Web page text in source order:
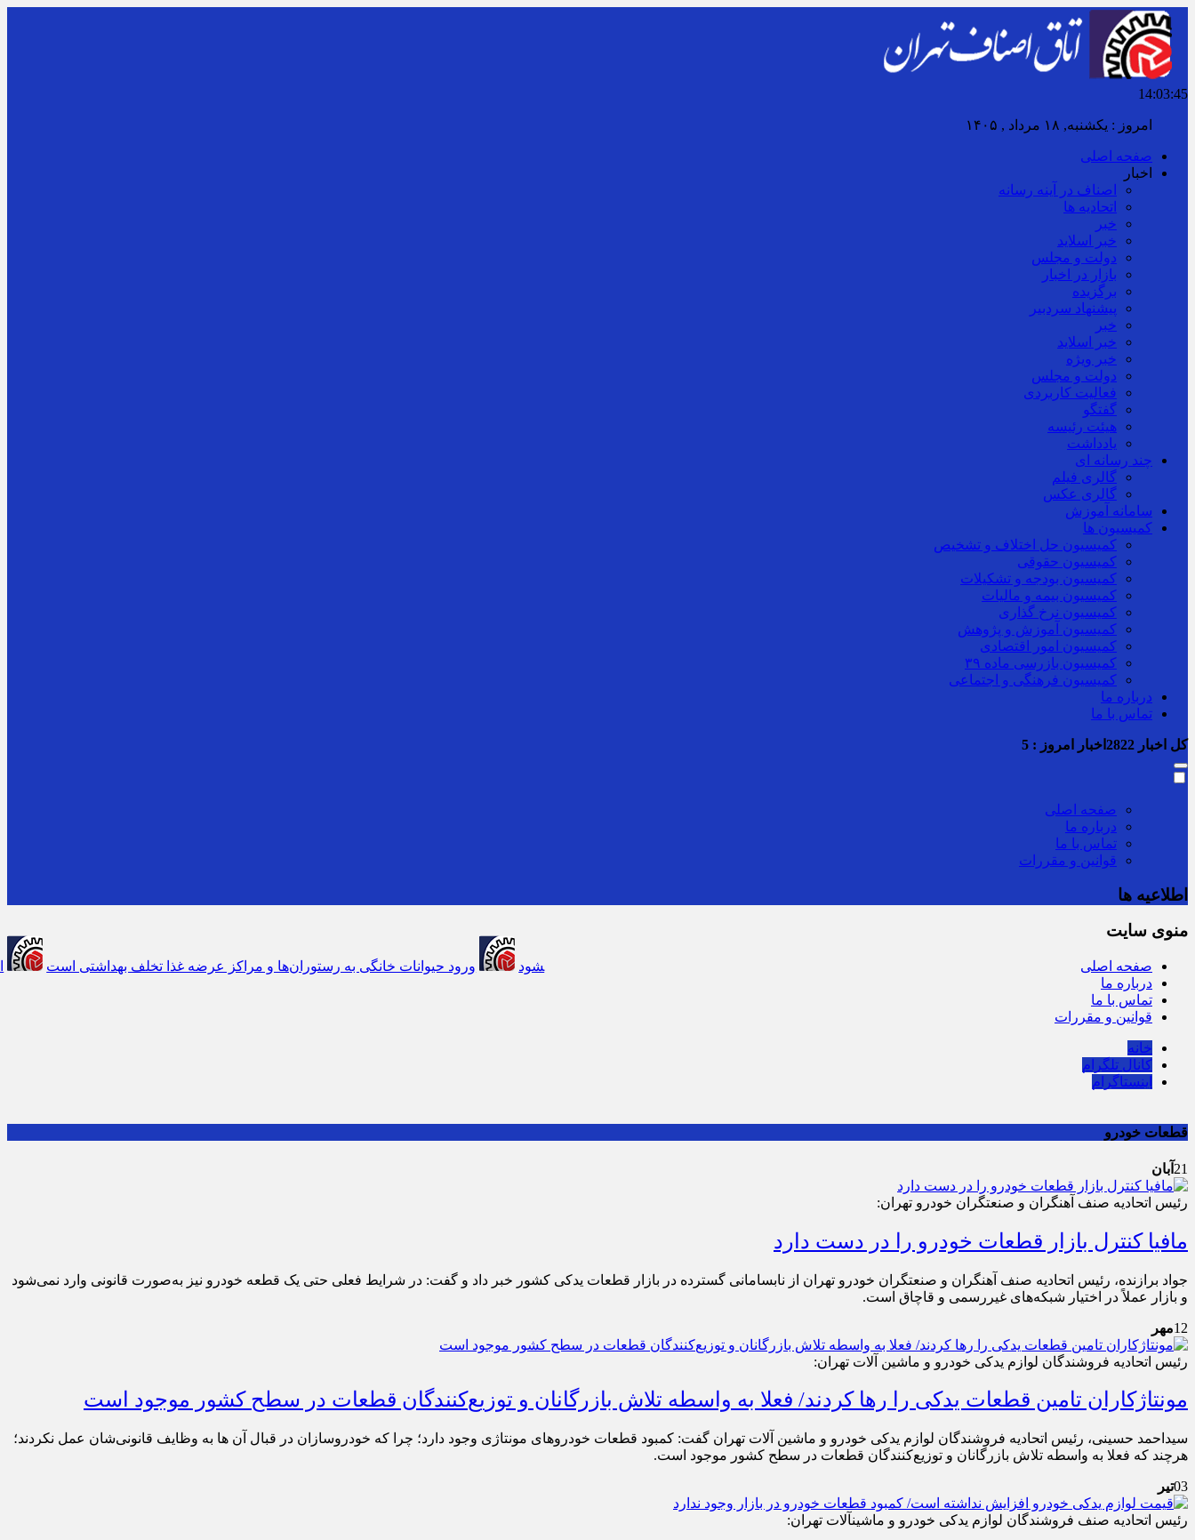
14:03:48
برابر با : Sunday - 9 August - 2026
صفحه اصلی
اخبار
اصناف در آینه رسانه
اتحادیه ها
خبر
خبر اسلايد
دولت و مجلس
بازار در اخبار
برگزیده
پیشنهاد سردبیر
خبر
خبر اسلايد
خبر ویژه
دولت و مجلس
فعالیت کاربردی
گفتگو
هیئت رئیسه
یادداشت
چند رسانه ای
گالری فیلم
گالری عکس
سامانه آموزش
کمیسیون ها
کمیسیون حل اختلاف و تشخیص
کمیسیون حقوقی
کمیسیون بودجه و تشکیلات
کمیسیون بیمه و مالیات
کمیسیون نرخ گذاری
کمیسیون آموزش و پژوهش
کمیسیون امور اقتصادی
کمیسیون بازرسی ماده ۳۹
کمیسیون فرهنگی و اجتماعی
درباره ما
تماس با ما
کل اخبار اخبار امروز : 5
صفحه اصلی
درباره ما
تماس با ما
قوانین و مقررات
اطلاعیه ها
ورود حیوانات خانگی به رستوران‌ها و مراکز عرضه غذا تخلف بهداشتی است از تصمیم‌سازی تا نظارت؛ اصناف نقش مؤثرتری در بازار
منوی سایت
صفحه اصلی
درباره ما
تماس با ما
قوانین و مقررات
خانه
کانال تلگرام
اینستاگرام
قطعات خودرو
21 آبان
رئیس اتحادیه صنف آهنگران و صنعتگران خودرو تهران:
مافیا کنترل بازار قطعات خودرو را در دست دارد
جواد برازنده، رئیس اتحادیه صنف آهنگران و صنعتگران خودرو تهران از نابسامانی گسترده در بازار قطعات یدکی کشور خبر داد و گفت: در شرایط فعلی حتی یک قطعه خودرو نیز به‌صورت قانونی وارد نمی‌شود
و بازار عملاً در اختیار شبکه‌های غیررسمی و قاچاق است.
12مهر
رئیس اتحادیه فروشندگان لوازم یدکی خودرو و ماشین ‌آلات تهران:
مونتاژکاران تامین قطعات یدکی را رها کردند/ فعلا به واسطه تلاش بازرگانان و توزیع‌‎کنندگان قطعات در سطح کشور موجود است
سیداحمد حسینی، رئیس اتحادیه فروشندگان لوازم یدکی خودرو و ماشین ‌آلات تهران گفت: کمبود قطعات خودروهای مونتاژی وجود دارد؛ چرا که خودروسازان در قبال آن‌ ها به وظایف قانونی‌شان عمل نکردند؛
هرچند که فعلا به واسطه تلاش بازرگانان و توزیع‌کنندگان قطعات در سطح کشور موجود است.
03تیر
رئیس اتحادیه صنف فروشندگان لوازم یدکی خودرو و ماشین‎آلات تهران: